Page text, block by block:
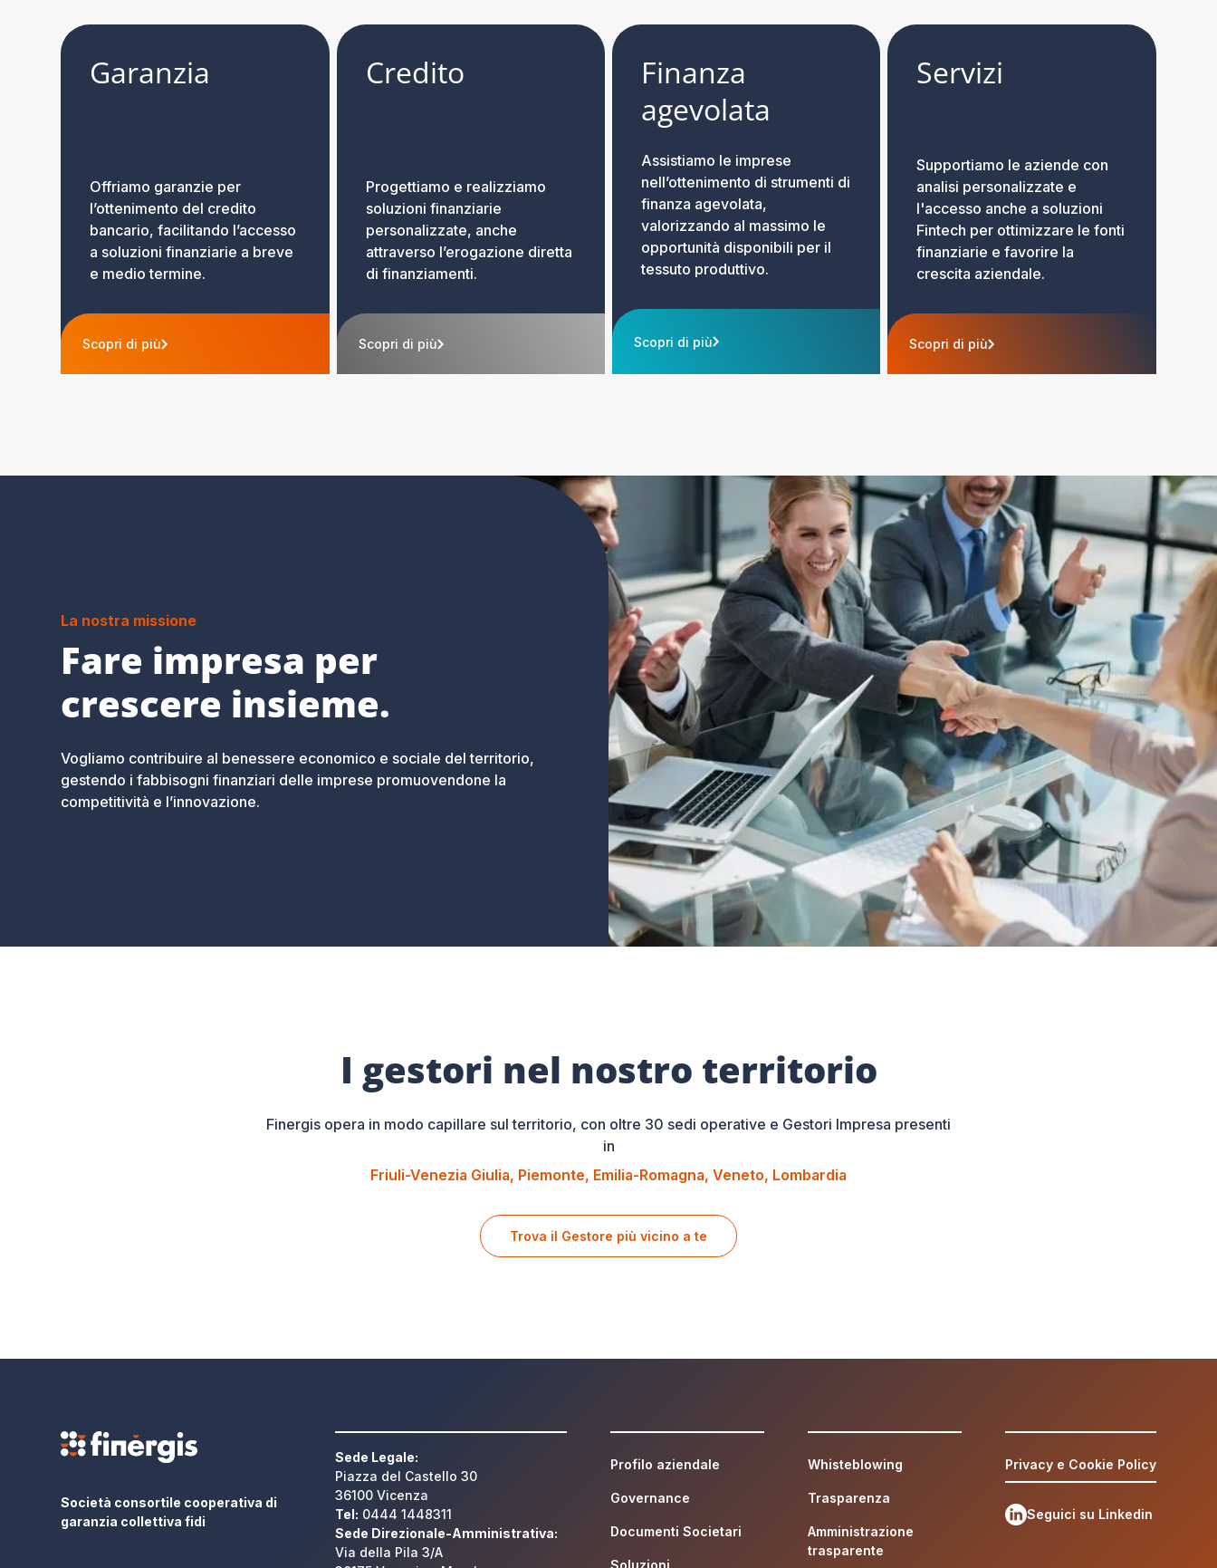
Garanzia
Offriamo garanzie per
l’ottenimento del credito
bancario, facilitando l’accesso
a soluzioni finanziarie a breve
e medio termine.
Scopri di più
Credito
Progettiamo e realizziamo
soluzioni finanziarie
personalizzate, anche
attraverso l’erogazione diretta
di finanziamenti.
Scopri di più
Finanza
agevolata
Assistiamo le imprese
nell’ottenimento di strumenti di
finanza agevolata,
valorizzando al massimo le
opportunità disponibili per il
tessuto produttivo.
Scopri di più
Servizi
Supportiamo le aziende con
analisi personalizzate e
l'accesso anche a soluzioni
Fintech per ottimizzare le fonti
finanziarie e favorire la
crescita aziendale.
Scopri di più
La nostra missione
Fare impresa per
crescere insieme.
Vogliamo contribuire al benessere economico e sociale del territorio,
gestendo i fabbisogni finanziari delle imprese promuovendone la
competitività e l’innovazione.
I gestori nel nostro territorio
Finergis opera in modo capillare sul territorio, con oltre 30 sedi operative e Gestori Impresa presenti
in
Friuli-Venezia Giulia Piemonte Emilia-Romagna Veneto Lombardia
Trova il Gestore più vicino a te
Società consortile cooperativa di
garanzia collettiva fidi
Sede Legale:
Piazza del Castello 30
36100 Vicenza
Tel: 0444 1448311
Sede Direzionale-Amministrativa:
Via della Pila 3/A
Profilo aziendale
Governance
Documenti Societari
Soluzioni
Whisteblowing
Trasparenza
Amministrazione
trasparente
Privacy e Cookie Policy
Seguici su Linkedin